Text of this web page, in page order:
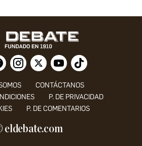
CONTÁCTANOS
P. DE PRIVACIDAD
P. DE COMENTARIOS
eldebate.com